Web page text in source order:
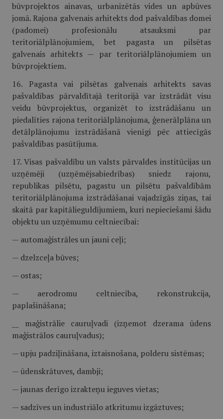
būvprojektos ainavas, urbanizētās vides un apbūves
jomā. Rajona galvenais arhitekts dod pašvaldības domei
(padomei) profesionālu atsauksmi par
teritoriālplānojumiem, bet pagasta un pilsētas
galvenais arhitekts — par teritoriālplānojumiem un
būvprojektiem.
16. Pagasta vai pilsētas galvenais arhitekts savas
pašvaldības pārvaldītajā teritorijā var izstrādāt visu
veidu būvprojektus, organizēt to izstrādāšanu un
piedalīties rajona teritoriālplānojuma, ģenerālplāna un
detālplānojumu izstrādāšanā vienīgi pēc attiecīgās
pašvaldības pasūtījuma.
17. Visas pašvaldību un valsts pārvaldes institūcijas un
uzņēmēji (uzņēmējsabiedrības) sniedz rajonu,
republikas pilsētu, pagastu un pilsētu pašvaldībām
teritoriālplānojuma izstrādāšanai vajadzīgās ziņas, tai
skaitā par kapitālieguldījumiem, kuri nepieciešami šādu
objektu un uzņēmumu celtniecībai:
— automaģistrāles un jauni ceļi;
— dzelzceļa būves;
— ostas;
— aerodromu celtniecība, rekonstrukcija,
paplašināšana;
__ maģistrālie cauruļvadi (izņemot dzerama ūdens
maģistrālos cauruļvadus);
— upju padziļināšana, iztaisnošana, polderu sistēmas;
— ūdenskrātuves, dambji;
— jaunas derīgo izrakteņu ieguves vietas;
— sadzīves un industriālo atkritumu izgāztuves;